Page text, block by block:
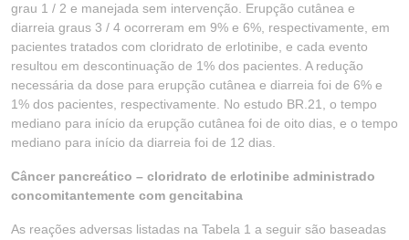
grau 1 / 2 e manejada sem intervenção. Erupção cutânea e
diarreia graus 3 / 4 ocorreram em 9% e 6%, respectivamente, em
pacientes tratados com cloridrato de erlotinibe, e cada evento
resultou em descontinuação de 1% dos pacientes. A redução
necessária da dose para erupção cutânea e diarreia foi de 6% e
1% dos pacientes, respectivamente. No estudo BR.21, o tempo
mediano para início da erupção cutânea foi de oito dias, e o tempo
mediano para início da diarreia foi de 12 dias.
Câncer pancreático – cloridrato de erlotinibe administrado
concomitantemente com gencitabina
As reações adversas listadas na Tabela 1 a seguir são baseadas